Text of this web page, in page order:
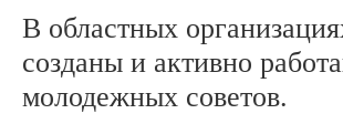
В областных
созданы и активно
молодежных советов.